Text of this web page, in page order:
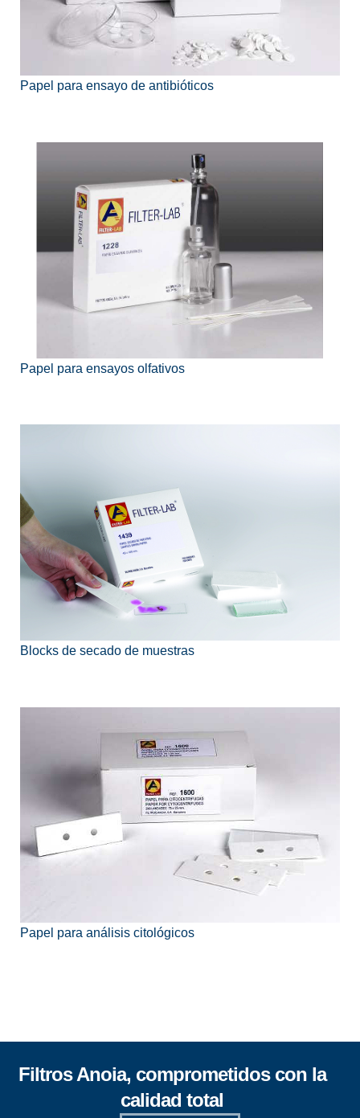
Papel para ensayo de antibióticos
Papel para ensayos olfativos
Blocks de secado de muestras
Papel para análisis citológicos
Filtros Anoia, comprometidos con la
calidad total